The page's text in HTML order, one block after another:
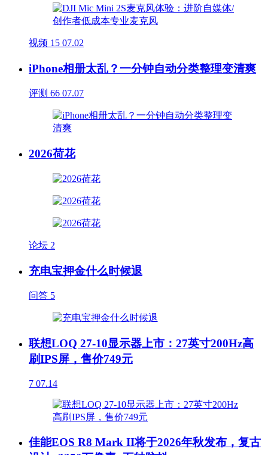
视频 15 07.02
iPhone相册太乱？一分钟自动分类整理变清爽
评测 66 07.07
2026荷花
论坛 2
充电宝押金什么时候退
问答 5
联想LOQ 27-10显示器上市：27英寸200Hz高
刷IPS屏，售价749元
7 07.14
佳能EOS R8 Mark II将于2026年秋发布，复古